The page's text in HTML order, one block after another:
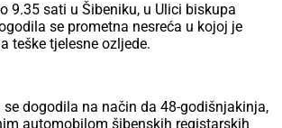
9.35 sati u Šibeniku, u Ulici biskupa
se prometna nesreća u kojoj je
teške tjelesne ozljede.
se dogodila na način da 48-godišnjakinja,
automobilom šibenskih registarskih